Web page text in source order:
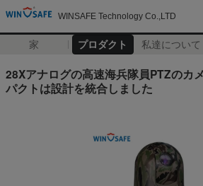
WINSAFE Technology Co.,LTD
家 プロダクト 私達について
28Xアナログの高速海兵隊員PTZのカ
パクトは設計を統合しました